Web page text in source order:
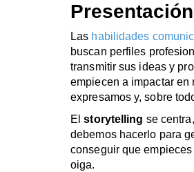
Las habilidades
buscan perfiles
transmitir sus ideas y
empiecen a impactar en
expresamos y, sobre
Elstorytelling se
debemos hacerlo para
conseguir que
oiga.